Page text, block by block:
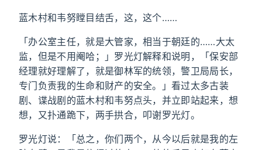
蓝木村和韦努瞠目结舌，这，这个……
「办公室主任，就是大管家，相当于朝廷的……大太
监，但是不用阉哈；」罗光灯解释和说明，「保安部
经理就好理解了，就是御林军的统领，警卫局局长，
专门负责我的生命和财产的安全。」看过太多古装
剧、谍战剧的蓝木村和韦努点头，并立即站起来，想
想，又扑通跪下，两手拱合，叩谢罗光灯。
罗光灯说：「总之，你们两个，从今以后就是我的左